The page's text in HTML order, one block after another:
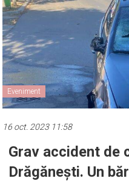
Eveniment
16 oct. 2023 11:58
Grav accident de
Drăgănești. Un